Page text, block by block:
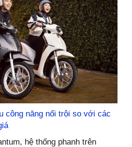
công năng nổi trội so với các
hệ thống phanh trên